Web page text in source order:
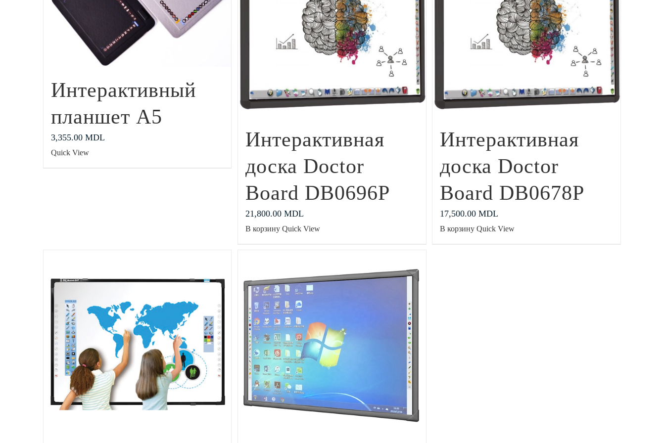
Интерактивный
планшет А5
3,355.00 MDL
Quick View
Интерактивная
доска Doctor
Board DB0696P
21,800.00MDL
В корзину Quick View
Интерактивная
доска Doctor
Board DB0678P
17,500.00MDL
В корзину Quick View